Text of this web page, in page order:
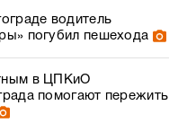
водитель
погубил пешехода
в ЦПКиО
помогают пережить